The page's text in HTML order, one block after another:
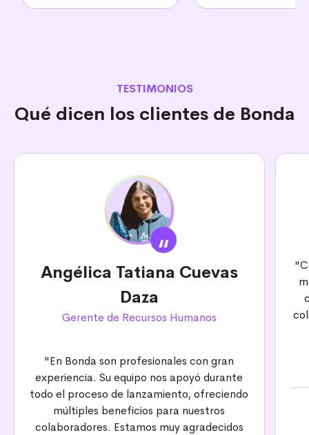
TESTIMONIOS
Qué dicen los clientes de Bonda
“
Angélica Tatiana Cuevas
Daza
Gerente de Recursos Humanos
"En Bonda son profesionales con gran
experiencia. Su equipo nos apoyó durante
todo el proceso de lanzamiento, ofreciendo
múltiples beneficios para nuestros
colaboradores. Estamos muy agradecidos